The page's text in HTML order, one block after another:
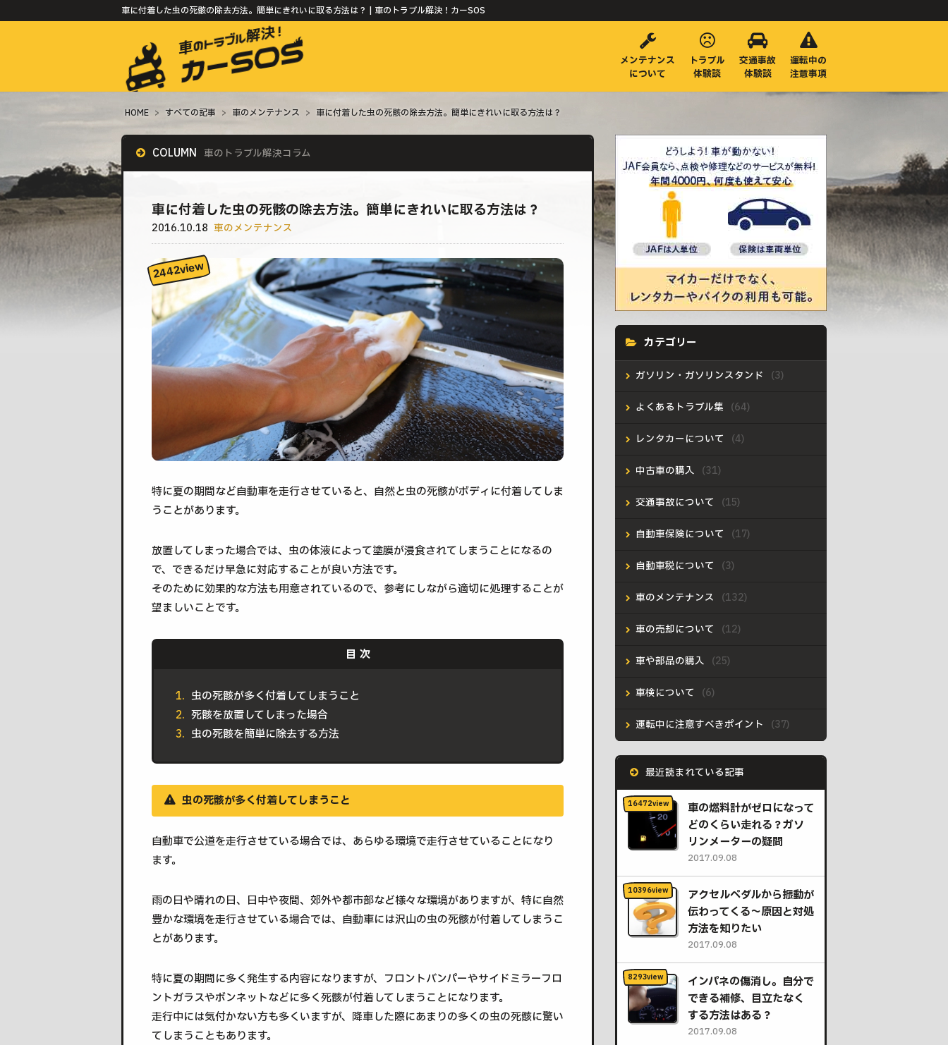
車に付着した虫の死骸の除去方法。簡単にきれいに取る方法は？ | 車のトラブル解決！カーSOS
メンテナンス
について
トラブル
体験談
交通事故
体験談
運転中の
注意事項
HOME > すべての記事 > 車のメンテナンス > 車に付着した虫の死骸の除去方法。簡単にきれいに取る方法は？
COLUMN 車のトラブル解決コラム
車に付着した虫の死骸の除去方法。簡単にきれいに取る方法は？
2016.10.18 車のメンテナンス
特に夏の期間など自動車を走行させていると、自然と虫の死骸がボディに付着してしま
うことがあります。
放置してしまった場合では、虫の体液によって塗膜が浸食されてしまうことになるの
で、できるだけ早急に対応することが良い方法です。
そのために効果的な方法も用意されているので、参考にしながら適切に処理することが
望ましいことです。
虫の死骸が多く付着してしまうこと
死骸を放置してしまった場合
虫の死骸を簡単に除去する方法
虫の死骸が多く付着してしまうこと
自動車で公道を走行させている場合では、あらゆる環境で走行させていることになり
ます。
雨の日や晴れの日、日中や夜間、郊外や都市部など様々な環境がありますが、特に自然
豊かな環境を走行させている場合では、自動車には沢山の虫の死骸が付着してしまうこ
とがあります。
特に夏の期間に多く発生する内容になりますが、フロントバンパーやサイドミラーフロ
ントガラスやボンネットなどに多く死骸が付着してしまうことになります。
走行中には気付かない方も多くいますが、降車した際にあまりの多くの虫の死骸に驚い
てしまうこともあります。
カテゴリー
ガソリン・ガソリンスタンド
よくあるトラブル集
レンタカーについて
中古車の購入
交通事故について
自動車保険について
自動車税について
車のメンテナンス
車の売却について
車や部品の購入
車検について
運転中に注意すべきポイント
最近読まれている記事
車の燃料計がゼロになって
どのくらい走れる？ガソ
リンメーターの疑問
2017.09.08
アクセルペダルから振動が
伝わってくる〜原因と対処
方法を知りたい
2017.09.08
インパネの傷消し。自分で
できる補修、目立たなく
する方法はある？
2017.09.08